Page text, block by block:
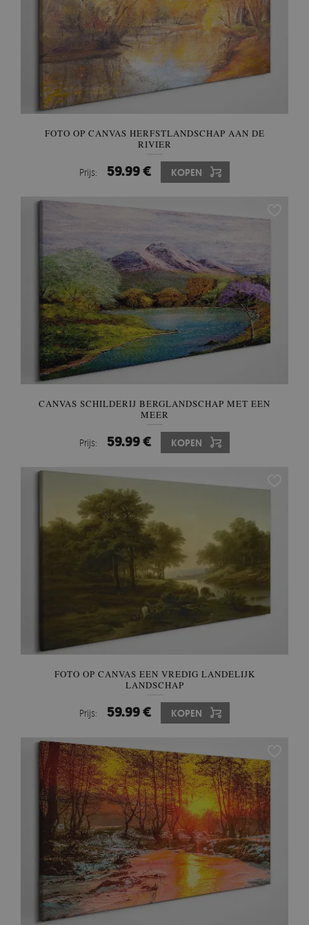
FOTO OP CANVAS HERFSTLANDSCHAP AAN DE
RIVIER
Prijs: 59.99 € KOPEN
CANVAS SCHILDERIJ BERGLANDSCHAP MET EEN
MEER
Prijs: 59.99 € KOPEN
FOTO OP CANVAS EEN VREDIG LANDELIJK
LANDSCHAP
Prijs: 59.99 € KOPEN